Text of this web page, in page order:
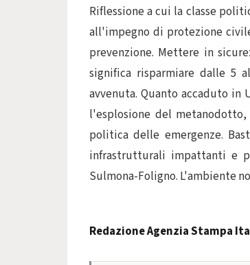
Riflessione a cui la classe
all'impegno di protezione
prevenzione. Mettere in
significa risparmiare dalle 5
avvenuta. Quanto accaduto
l'esplosione del
politica delle emergenze.
infrastrutturali impattanti e
Sulmona-Foligno. L'ambiente
Redazione Agenzia Stampa